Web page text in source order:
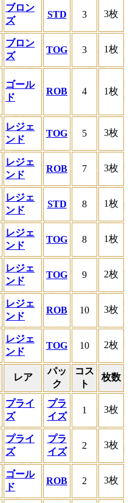
ブロン
ズ
STD 3 3枚
ブロン
ズ
TOG 3 1枚
ゴール
ド
ROB 4 1枚
レジェ
ンド
TOG 5 3枚
レジェ
ンド
ROB 7 3枚
レジェ
ンド
STD 8 1枚
レジェ
ンド
TOG 8 1枚
レジェ
ンド
TOG 9 2枚
レジェ
ンド
ROB 10 3枚
レジェ
ンド
TOG 10 2枚
レア
パッ
ク
コス
ト
枚数
プライ
ズ
プラ
イズ
1 3枚
プライ
ズ
プラ
イズ
2 3枚
ゴール
ド
ROB 2 3枚